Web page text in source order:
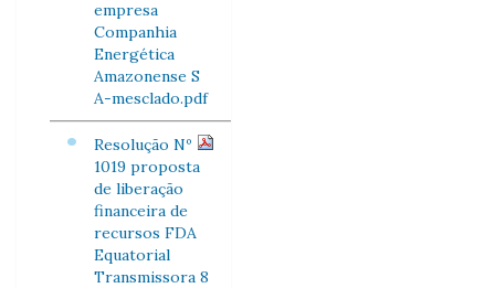
empresa
Companhia
Energética
Amazonense S
A-mesclado.pdf
Resolução Nº
1019 proposta
de liberação
financeira de
recursos FDA
Equatorial
Transmissora 8